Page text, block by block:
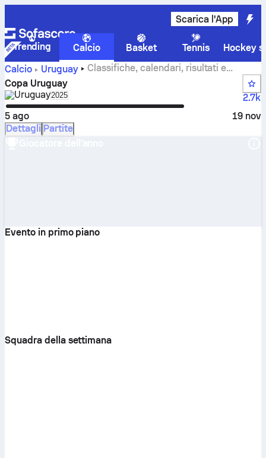
Scarica l'App
Trending Calcio Basket Tennis
Hockey
Calcio
Uruguay
Classifiche, calendari, risultati e
statistiche di Copa Uruguay
Copa Uruguay
UruguaySelect season in unique tournament header
2025
2.7k
5 ago
19 nov
Dettagli Partite
Evento in primo piano
Squadra della settimana